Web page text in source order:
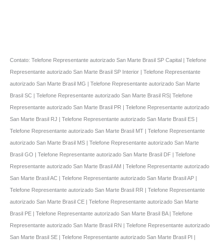
Contato: Telefone Representante autorizado San Marte Brasil SP Capital | Telefone
Representante autorizado San Marte Brasil SP Interior | Telefone Representante
autorizado San Marte Brasil MG | Telefone Representante autorizado San Marte
Brasil SC | Telefone Representante autorizado San Marte Brasil RS| Telefone
Representante autorizado San Marte Brasil PR | Telefone Representante autorizado
San Marte Brasil RJ | Telefone Representante autorizado San Marte Brasil ES |
Telefone Representante autorizado San Marte Brasil MT | Telefone Representante
autorizado San Marte Brasil MS | Telefone Representante autorizado San Marte
Brasil GO | Telefone Representante autorizado San Marte Brasil DF | Telefone
Representante autorizado San Marte Brasil AM | Telefone Representante autorizado
San Marte Brasil AC | Telefone Representante autorizado San Marte Brasil AP |
Telefone Representante autorizado San Marte Brasil RR | Telefone Representante
autorizado San Marte Brasil CE | Telefone Representante autorizado San Marte
Brasil PE | Telefone Representante autorizado San Marte Brasil BA | Telefone
Representante autorizado San Marte Brasil RN | Telefone Representante autorizado
San Marte Brasil SE | Telefone Representante autorizado San Marte Brasil PI |